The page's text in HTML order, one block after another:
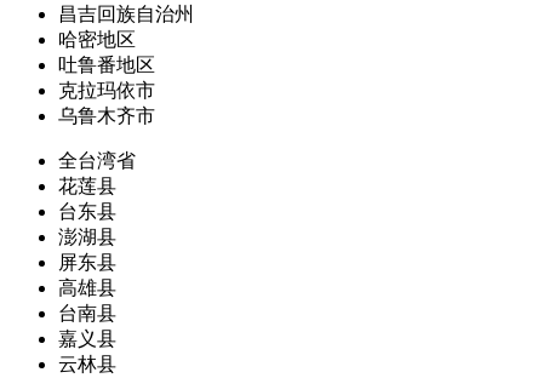
昌吉回族自治州
哈密地区
吐鲁番地区
克拉玛依市
乌鲁木齐市
全台湾省
花莲县
台东县
澎湖县
屏东县
高雄县
台南县
嘉义县
云林县